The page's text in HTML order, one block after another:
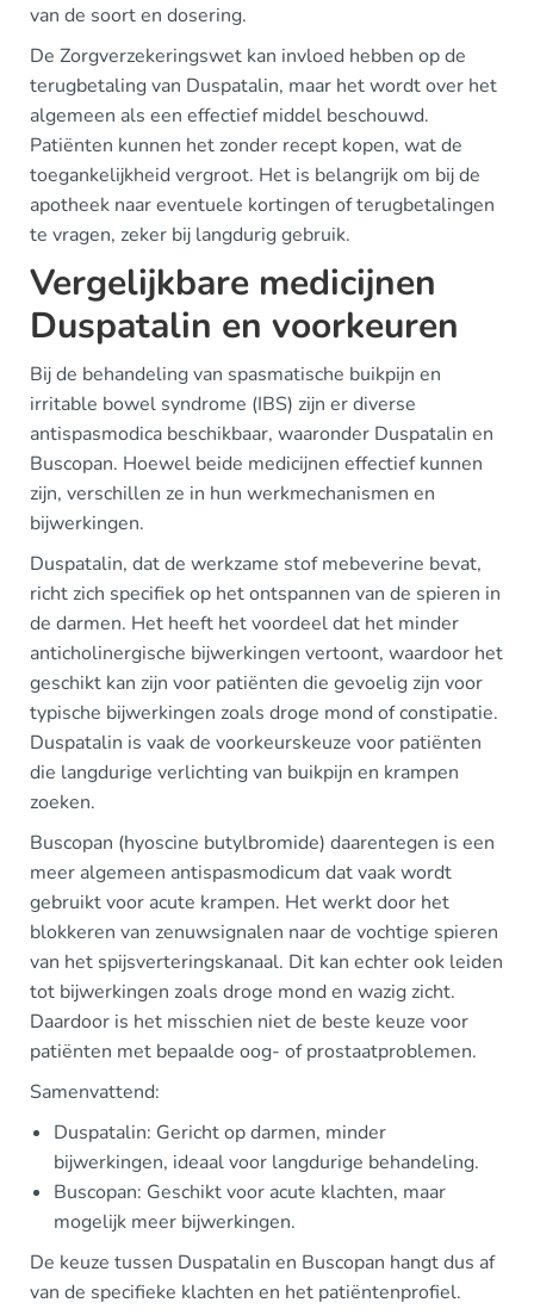
van de soort en dosering.
De Zorgverzekeringswet kan invloed hebben op de
terugbetaling van Duspatalin, maar het wordt over het
algemeen als een effectief middel beschouwd.
Patiënten kunnen het zonder recept kopen, wat de
toegankelijkheid vergroot. Het is belangrijk om bij de
apotheek naar eventuele kortingen of terugbetalingen
te vragen, zeker bij langdurig gebruik.
Vergelijkbare medicijnen
Duspatalin en voorkeuren
Bij de behandeling van spasmatische buikpijn en
irritable bowel syndrome (IBS) zijn er diverse
antispasmodica beschikbaar, waaronder Duspatalin en
Buscopan. Hoewel beide medicijnen effectief kunnen
zijn, verschillen ze in hun werkmechanismen en
bijwerkingen.
Duspatalin, dat de werkzame stof mebeverine bevat,
richt zich specifiek op het ontspannen van de spieren in
de darmen. Het heeft het voordeel dat het minder
anticholinergische bijwerkingen vertoont, waardoor het
geschikt kan zijn voor patiënten die gevoelig zijn voor
typische bijwerkingen zoals droge mond of constipatie.
Duspatalin is vaak de voorkeurskeuze voor patiënten
die langdurige verlichting van buikpijn en krampen
zoeken.
Buscopan (hyoscine butylbromide) daarentegen is een
meer algemeen antispasmodicum dat vaak wordt
gebruikt voor acute krampen. Het werkt door het
blokkeren van zenuwsignalen naar de vochtige spieren
van het spijsverteringskanaal. Dit kan echter ook leiden
tot bijwerkingen zoals droge mond en wazig zicht.
Daardoor is het misschien niet de beste keuze voor
patiënten met bepaalde oog- of prostaatproblemen.
Samenvattend:
Duspatalin: Gericht op darmen, minder
bijwerkingen, ideaal voor langdurige behandeling.
Buscopan: Geschikt voor acute klachten, maar
mogelijk meer bijwerkingen.
De keuze tussen Duspatalin en Buscopan hangt dus af
van de specifieke klachten en het patiëntenprofiel.